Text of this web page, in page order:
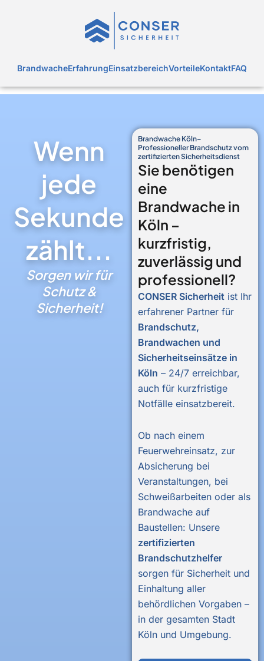
BrandwacheErfahrungEinsatzbereichVorteileKontaktFAQ
Brandschutz und Brandwache in Käln
Brandwache Köln–
Professioneller Brandschutz vom
zertifizierten Sicherheitsdienst
Sie benötigen
eine
Brandwache in
Köln –
kurzfristig,
zuverlässig und
professionell?
CONSER Sicherheit ist Ihr
erfahrener Partner für
Brandschutz,
Brandwachen und
Sicherheitseinsätze in
Köln – 24/7 erreichbar,
auch für kurzfristige
Notfälle einsatzbereit.
Ob nach einem
Feuerwehreinsatz, zur
Absicherung bei
Veranstaltungen, bei
Schweißarbeiten oder als
Brandwache auf
Baustellen: Unsere
zertifizierten
Brandschutzhelfer
sorgen für Sicherheit und
Einhaltung aller
behördlichen Vorgaben –
in der gesamten Stadt
Köln und Umgebung.
Wenn
jede
Sekunde
zählt...
Sorgen wir für
Schutz &
Sicherheit!